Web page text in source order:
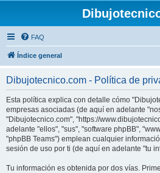
FAQ
Índice general
Dibujotecnico.com - Política de
Esta política explica con detalle cómo
empresas asociadas (de aquí en adelante
"Dibujotecnico.com", "https://
adelante "ellos", "sus", "software phpBB",
"phpBB Teams") emplean cualquier
sesión de uso por ti (de aquí en adelante "tu
Tu información es obtenida por dos vías.